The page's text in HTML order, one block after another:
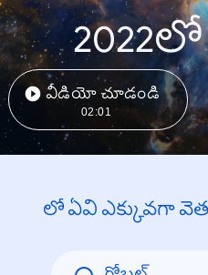
వీడియో చూడండి
02:01
లో ఏవి ఎక్కువగా